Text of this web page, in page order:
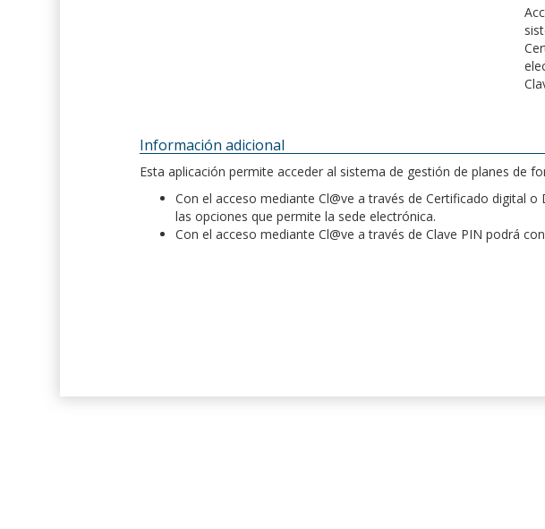
Información adicional
Esta aplicación permite acceder al sistema de gestión de planes de
Con el acceso mediante Cl@ve a través de Certificado digital
las opciones que permite la sede electrónica.
Con el acceso mediante Cl@ve a través de Clave PIN podrá